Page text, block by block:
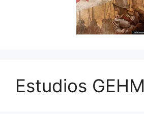
Estudios GEHM